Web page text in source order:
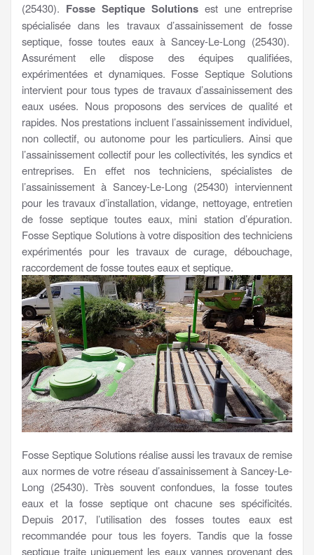
(25430). Fosse Septique Solutions est une entreprise
spécialisée dans les travaux d’assainissement de fosse
septique, fosse toutes eaux à Sancey-Le-Long (25430).
Assurément elle dispose des équipes qualifiées,
expérimentées et dynamiques. Fosse Septique Solutions
intervient pour tous types de travaux d’assainissement des
eaux usées. Nous proposons des services de qualité et
rapides. Nos prestations incluent l’assainissement individuel,
non collectif, ou autonome pour les particuliers. Ainsi que
l’assainissement collectif pour les collectivités, les syndics et
entreprises. En effet nos techniciens, spécialistes de
l’assainissement à Sancey-Le-Long (25430) interviennent
pour les travaux d’installation, vidange, nettoyage, entretien
de fosse septique toutes eaux, mini station d’épuration.
Fosse Septique Solutions à votre disposition des techniciens
expérimentés pour les travaux de curage, débouchage,
raccordement de fosse toutes eaux et septique.
Fosse Septique Solutions réalise aussi les travaux de remise
aux normes de votre réseau d’assainissement à Sancey-Le-
Long (25430). Très souvent confondues, la fosse toutes
eaux et la fosse septique ont chacune ses spécificités.
Depuis 2017, l’utilisation des fosses toutes eaux est
recommandée pour tous les foyers. Tandis que la fosse
septique traite uniquement les eaux vannes provenant des